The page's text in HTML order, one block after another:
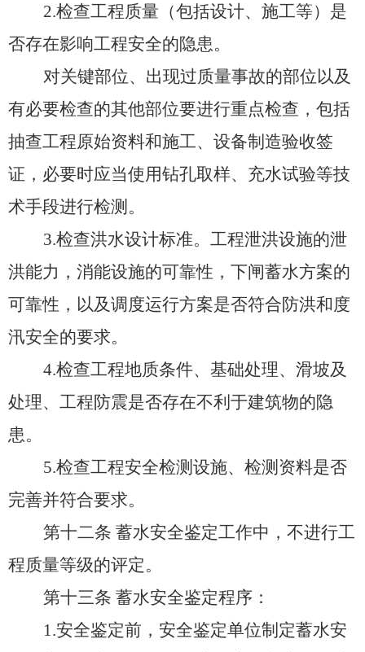
2.检查工程质量（包括设计、施工等）是
否存在影响工程安全的隐患。
对关键部位、出现过质量事故的部位以及
有必要检查的其他部位要进行重点检查，包括
抽查工程原始资料和施工、设备制造验收签
证，必要时应当使用钻孔取样、充水试验等技
术手段进行检测。
3.检查洪水设计标准。工程泄洪设施的泄
洪能力，消能设施的可靠性，下闸蓄水方案的
可靠性，以及调度运行方案是否符合防洪和度
汛安全的要求。
4.检查工程地质条件、基础处理、滑坡及
处理、工程防震是否存在不利于建筑物的隐
患。
5.检查工程安全检测设施、检测资料是否
完善并符合要求。
第十二条 蓄水安全鉴定工作中，不进行工
程质量等级的评定。
第十三条 蓄水安全鉴定程序：
1.安全鉴定前，安全鉴定单位制定蓄水安